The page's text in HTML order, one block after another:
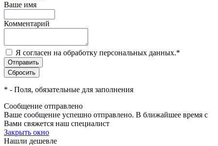
Ваше имя
Комментарий
Я согласен на обработку персональных данных.*
* - Поля, обязательные для заполнения
Сообщение отправлено
Ваше сообщение успешно отправлено. В ближайшее время с
Вами свяжется наш специалист
Закрыть окно
Нашли дешевле